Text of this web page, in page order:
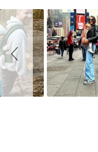
d
e
s
h
o
w